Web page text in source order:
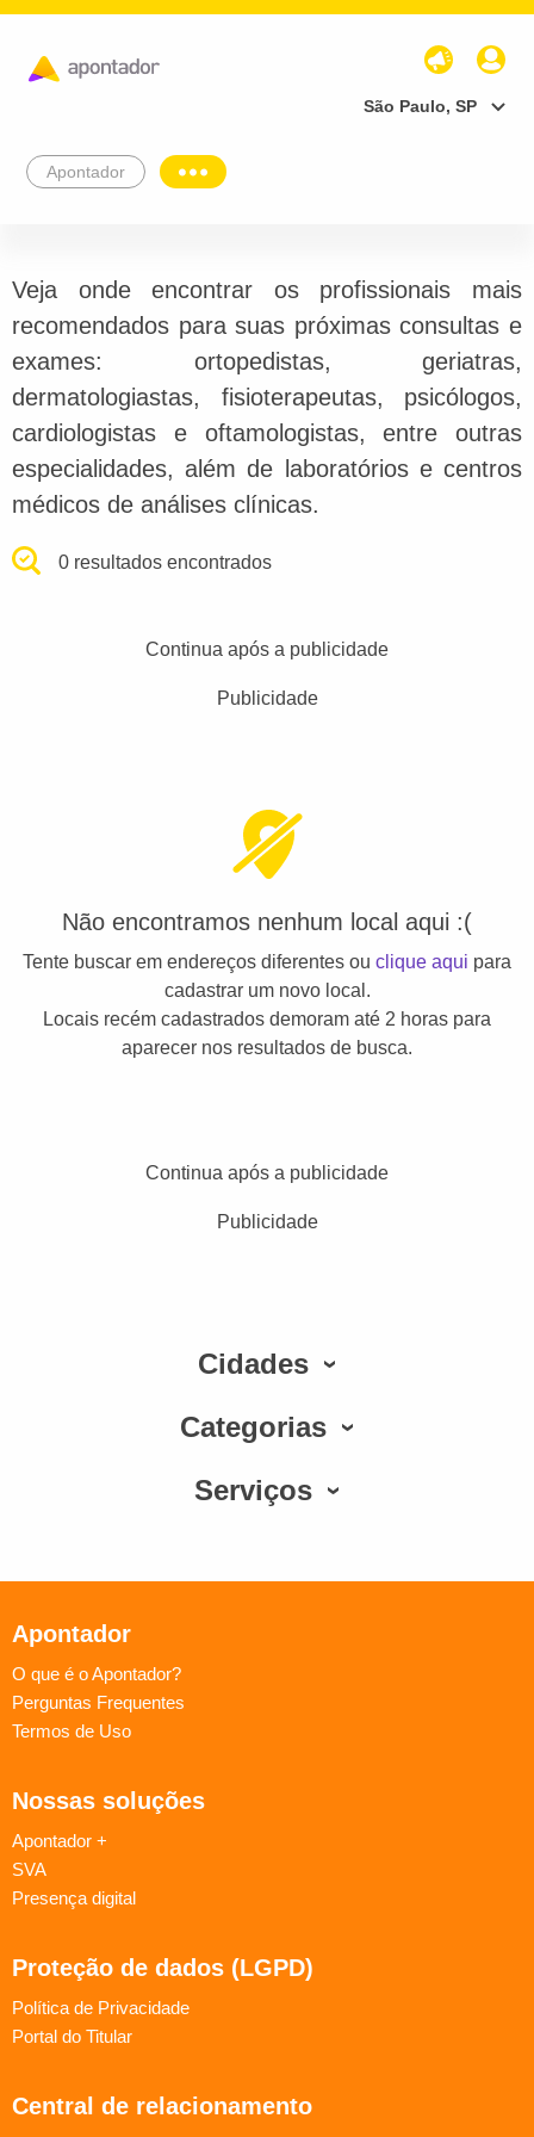
São Paulo, SP
Apontador
Veja onde encontrar os profissionais mais
recomendados para suas próximas consultas e
exames: ortopedistas, geriatras,
dermatologiastas, fisioterapeutas, psicólogos,
cardiologistas e oftamologistas, entre outras
especialidades, além de laboratórios e centros
médicos de análises clínicas.
0 resultados encontrados
Continua após a publicidade
Publicidade
Não encontramos nenhum local aqui :(
Tente buscar em endereços diferentes ou clique aqui para
cadastrar um novo local.
Locais recém cadastrados demoram até 2 horas para
aparecer nos resultados de busca.
Continua após a publicidade
Publicidade
Cidades
Categorias
Serviços
Apontador
O que é o Apontador?
Perguntas Frequentes
Termos de Uso
Nossas soluções
Apontador +
SVA
Presença digital
Proteção de dados (LGPD)
Política de Privacidade
Portal do Titular
Central de relacionamento